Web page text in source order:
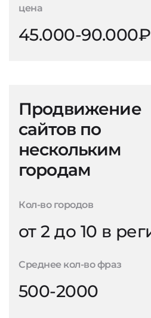
цена
45.000-90.000₽
Продвижение
сайтов по
нескольким
городам
Кол-во городов
от 2 до 10 в
Среднее кол-во фраз
500-2000